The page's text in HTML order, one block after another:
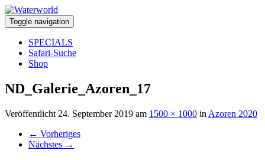
Toggle navigation
SPECIALS
Safari-Suche
Shop
ND_Galerie_Azoren_17
Veröffentlicht 24. September 2019 am 1500 × 1000 in Azoren 2020
← Vorheriges
Nächstes →